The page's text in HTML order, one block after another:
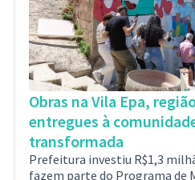
Obras na Vila Epa,
entregues à
transformada
Prefeitura investiu R$1,3
fazem parte do Programa de